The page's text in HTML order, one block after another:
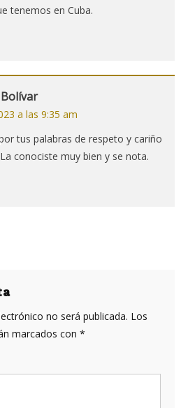
tenemos en Cuba.
a las 9:35 am
tus palabras de respeto y cariño
conociste muy bien y se nota.
no será publicada. Los
marcados con *